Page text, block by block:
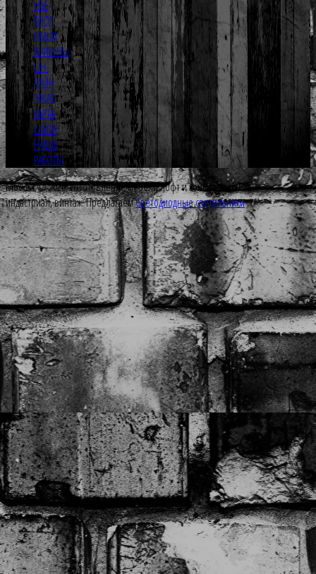
НАС
БЛОГ
НАШИ
КЛИЕНТЫ
ОН-
ЛАЙН
ЗАКАЗ
КАРТА
САЙТА
НАШИ
РАБОТЫ
Москва © 2026. Изготовление мебели лофт и конструкций Loft,
индастриал, винтаж. ПредлагаемСветодиодные светильники